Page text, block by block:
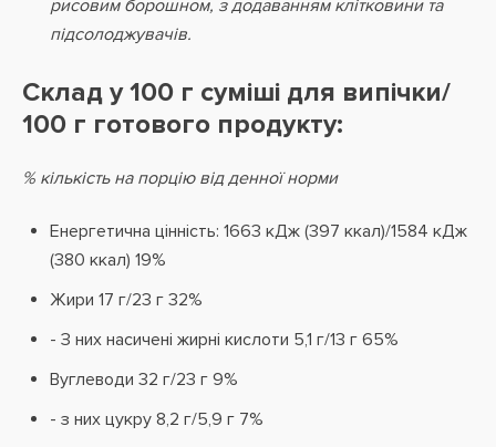
рисовим борошном, з додаванням клітковини та
підсолоджувачів.
Склад у 100 г суміші для випічки/
100 г готового продукту:
% кількість на порцію від денної норми
Енергетична цінність: 1663 кДж (397 ккал)/1584 кДж
(380 ккал) 19%
Жири 17 г/23 г 32%
- З них насичені жирні кислоти 5,1 г/13 г 65%
Вуглеводи 32 г/23 г 9%
- з них цукру 8,2 г/5,9 г 7%